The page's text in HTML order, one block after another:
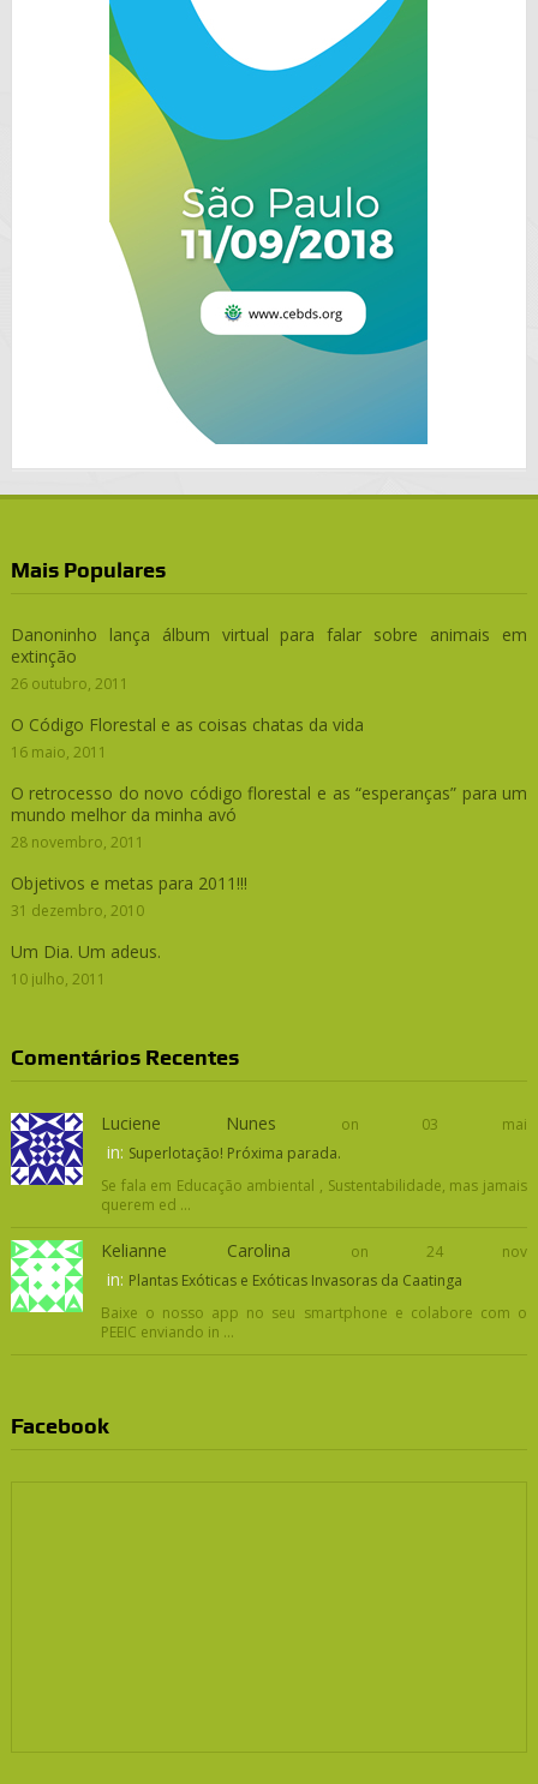
Mais Populares
Danoninho lança álbum virtual para falar sobre animais em
extinção
26 outubro, 2011
O Código Florestal e as coisas chatas da vida
16 maio, 2011
O retrocesso do novo código florestal e as “esperanças” para um
mundo melhor da minha avó
28 novembro, 2011
Objetivos e metas para 2011!!!
31 dezembro, 2010
Um Dia. Um adeus.
10 julho, 2011
Comentários Recentes
Luciene Nunes on 03 mai
in: Superlotação! Próxima parada.
Se fala em Educação ambiental , Sustentabilidade, mas jamais
querem ed ...
Kelianne Carolina on 24 nov
in: Plantas Exóticas e Exóticas Invasoras da Caatinga
Baixe o nosso app no seu smartphone e colabore com o
PEEIC enviando in ...
Facebook